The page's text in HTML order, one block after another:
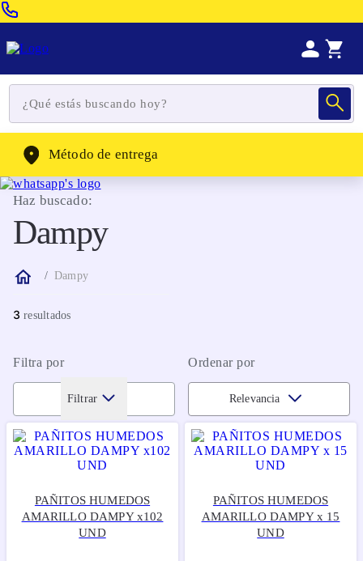
WhatsApp: (302) 262-4104
Método de entrega
Haz buscado:
Dampy
Dampy
3
Filtra por Ordenar por
Filtrar Relevancia
PAÑITOS HUMEDOS
AMARILLO DAMPY x102
UND
PAÑITOS HUMEDOS
AMARILLO DAMPY x 15
UND